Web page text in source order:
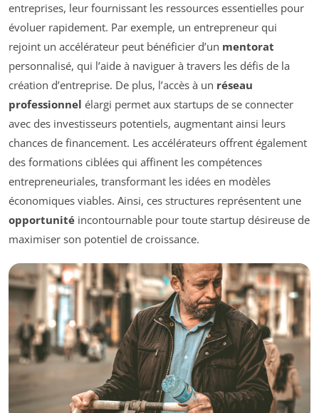
entreprises, leur fournissant les ressources essentielles pour
évoluer rapidement. Par exemple, un entrepreneur qui
rejoint un accélérateur peut bénéficier d’un mentorat
personnalisé, qui l’aide à naviguer à travers les défis de la
création d’entreprise. De plus, l’accès à un réseau
professionnel élargi permet aux startups de se connecter
avec des investisseurs potentiels, augmentant ainsi leurs
chances de financement. Les accélérateurs offrent également
des formations ciblées qui affinent les compétences
entrepreneuriales, transformant les idées en modèles
économiques viables. Ainsi, ces structures représentent une
opportunité incontournable pour toute startup désireuse de
maximiser son potentiel de croissance.